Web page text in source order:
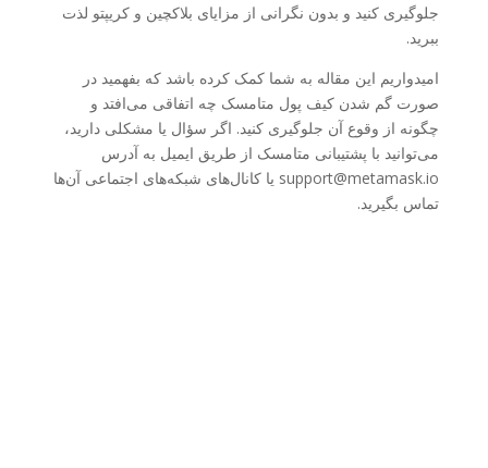
جلوگیری کنید و بدون نگرانی از مزایای بلاکچین و کریپتو لذت
ببرید.
امیدواریم این مقاله به شما کمک کرده باشد که بفهمید در
صورت گم شدن کیف پول متامسک چه اتفاقی می‌افتد و
چگونه از وقوع آن جلوگیری کنید. اگر سؤال یا مشکلی دارید،
می‌توانید با پشتیبانی متامسک از طریق ایمیل به آدرس
support@metamask.io یا کانال‌های شبکه‌های اجتماعی آن‌ها
تماس بگیرید.